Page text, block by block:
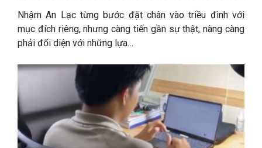
Nhậm An Lạc từng bước đặt chân vào triều đình với
mục đích riêng, nhưng càng tiến gần sự thật, nàng càng
phải đối diện với những lựa…